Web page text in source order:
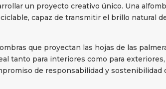
un proyecto creativo único. Una
capaz de transmitir el brillo natural
que proyectan las hojas de las
tanto para interiores como para exteriores,
de responsabilidad y sostenibilidad